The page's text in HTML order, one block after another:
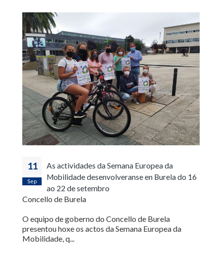
11
Sep
As actividades da Semana Europea da
Mobilidade desenvolveranse en Burela do 16
ao 22 de setembro
Concello de Burela
O equipo de goberno do Concello de Burela
presentou hoxe os actos da Semana Europea da
Mobilidade, q...